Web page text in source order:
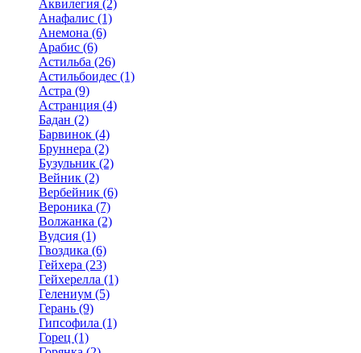
Аквилегия (2)
Анафалис (1)
Анемона (6)
Арабис (6)
Астильба (26)
Астильбоидес (1)
Астра (9)
Астранция (4)
Бадан (2)
Барвинок (4)
Бруннера (2)
Бузульник (2)
Вейник (2)
Вербейник (6)
Вероника (7)
Волжанка (2)
Вудсия (1)
Гвоздика (6)
Гейхера (23)
Гейхерелла (1)
Гелениум (5)
Герань (9)
Гипсофила (1)
Горец (1)